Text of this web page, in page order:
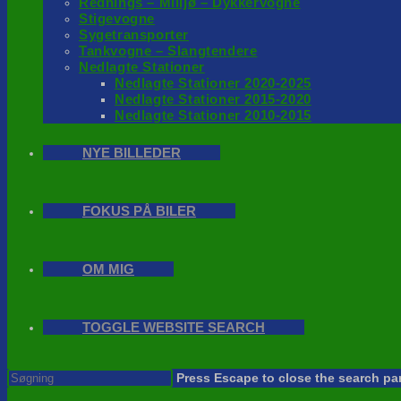
Stigevogne
Sygetransporter
Tankvogne – Slangtendere
Nedlagte Stationer
Nedlagte Stationer 2020-2025
Nedlagte Stationer 2015-2020
Nedlagte Stationer 2010-2015
NYE BILLEDER
FOKUS PÅ BILER
OM MIG
TOGGLE WEBSITE SEARCH
Press Escape to close the search